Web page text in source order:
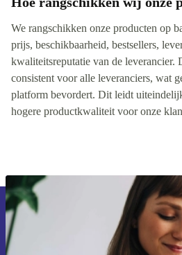
We rangschikken onze producten op
prijs, beschikbaarheid, bestsellers,
kwaliteitsreputatie van de leverancier.
consistent voor alle leveranciers, wat
platform bevordert. Dit leidt
hogere productkwaliteit voor onze
Meld je aan voor
ontvang €15
Mis nooit meer een